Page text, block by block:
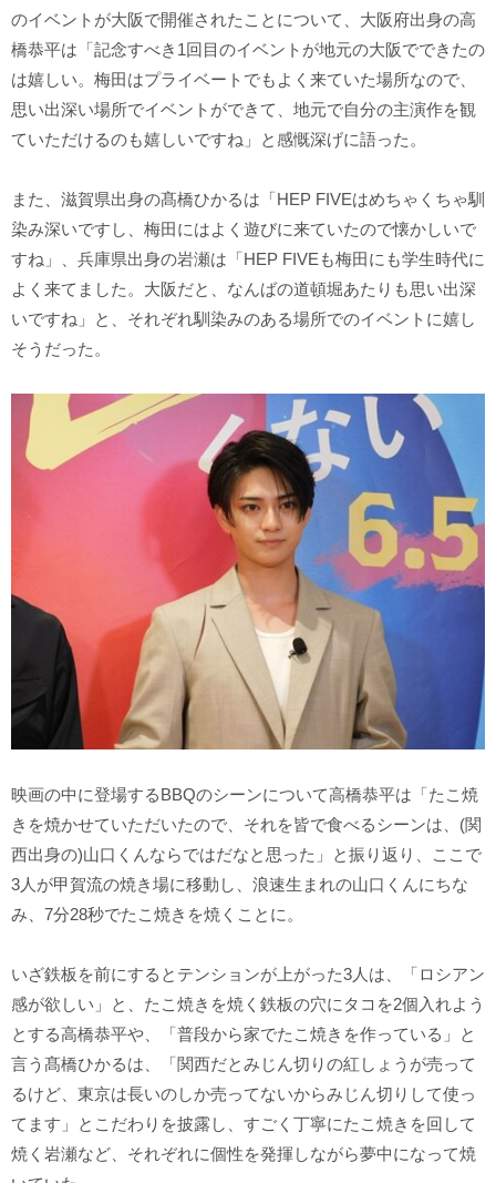
のイベントが大阪で開催されたことについて、大阪府出身の高
橋恭平は「記念すべき1回目のイベントが地元の大阪でできたの
は嬉しい。梅田はプライベートでもよく来ていた場所なので、
思い出深い場所でイベントができて、地元で自分の主演作を観
ていただけるのも嬉しいですね」と感慨深げに語った。
また、滋賀県出身の髙橋ひかるは「HEP FIVEはめちゃくちゃ馴
染み深いですし、梅田にはよく遊びに来ていたので懐かしいで
すね」、兵庫県出身の岩瀬は「HEP FIVEも梅田にも学生時代に
よく来てました。大阪だと、なんばの道頓堀あたりも思い出深
いですね」と、それぞれ馴染みのある場所でのイベントに嬉し
そうだった。
映画の中に登場するBBQのシーンについて高橋恭平は「たこ焼
きを焼かせていただいたので、それを皆で食べるシーンは、(関
西出身の)山口くんならではだなと思った」と振り返り、ここで
3人が甲賀流の焼き場に移動し、浪速生まれの山口くんにちな
み、7分28秒でたこ焼きを焼くことに。
いざ鉄板を前にするとテンションが上がった3人は、「ロシアン
感が欲しい」と、たこ焼きを焼く鉄板の穴にタコを2個入れよう
とする高橋恭平や、「普段から家でたこ焼きを作っている」と
言う髙橋ひかるは、「関西だとみじん切りの紅しょうが売って
るけど、東京は長いのしか売ってないからみじん切りして使っ
てます」とこだわりを披露し、すごく丁寧にたこ焼きを回して
焼く岩瀬など、それぞれに個性を発揮しながら夢中になって焼